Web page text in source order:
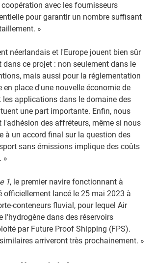
avec les fournisseurs
pour garantir un nombre suffisant
»
néerlandais et l'Europe jouent bien sûr
ce projet : non seulement dans le
mais aussi pour la réglementation
en place d'une nouvelle économie de
les applications dans le domaine des
une part importante. Enfin, nous
l'adhésion des affréteurs, même si nous
à un accord final sur la question des
sans émissions implique des coûts
»
1, le premier navire fonctionnant à
officiellement lancé le 25 mai 2023 à
conteneurs fluvial, pour lequel Air
l’hydrogène dans des réservoirs
par Future Proof Shipping (FPS).
arriveront très prochainement. »